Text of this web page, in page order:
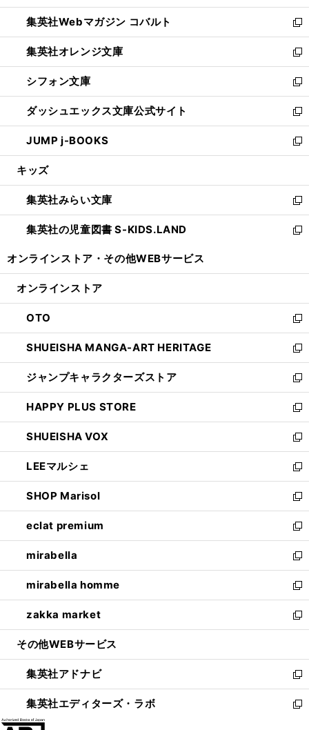
開
く
ウ
で
開
く
ン
ド
ウ
で
開
く
ウ
ィ
ン
ド
ウ
で
開
く
集英社Webマガジン コバルト
新
し
い
ウ
ィ
ン
ド
ウ
で
開
集英社オレンジ文庫
新
し
い
ウ
ィ
ン
ド
ウ
開
く
シフォン文庫
新
し
い
ウ
ィ
ン
ウ
で
開
く
ダッシュエックス文庫公式サイト
新
し
い
ウ
ン
ド
ウ
で
JUMP j-BOOKS
新
し
ウ
ィ
ン
ド
開
キッズ
集英社みらい文庫
新
し
い
ン
ウ
で
開
く
集英社の児童図書 S-KIDS.LAND
新
ウ
ン
ド
ウ
で
開
く
オンラインストア・ その他WEBサービス
オンラインストア
OTO
新
し
い
ウ
ィ
ン
ド
ウ
で
開
く
SHUEISHA MANGA-ART HERITAGE
新
し
い
ウ
ィ
ン
ド
ウ
で
開
く
ジャンプキャラクターズストア
新
し
い
ウ
ィ
ン
ド
ウ
で
開
く
HAPPY PLUS STORE
新
し
い
ウ
ィ
ン
ド
ウ
で
開
く
SHUEISHA VOX
新
し
い
ウ
ィ
ン
ド
ウ
で
開
く
LEEマルシェ
新
し
い
ウ
ィ
ン
ド
ウ
で
開
く
SHOP Marisol
新
し
い
ウ
ィ
ン
ド
ウ
で
開
eclat premium
新
し
い
ウ
ィ
ン
ド
ウ
開
く
mirabella
新
し
い
ウ
ィ
ン
ウ
で
開
く
mirabella homme
新
し
い
ウ
ン
ド
ウ
で
zakka market
新
し
ウ
ィ
ン
ド
その他WEBサービス
集英社アドナビ
新
し
い
集英社エディターズ・ラボ
新